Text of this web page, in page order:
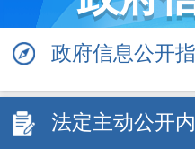
政府信息公开
法定主动公开